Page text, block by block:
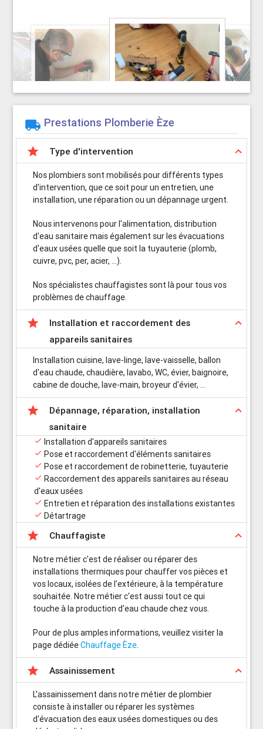
 Prestations Plomberie Èze
 keyboard_arrow_up
Type d'intervention
Nos plombiers sont mobilisés pour différents types
d'intervention, que ce soit pour un entretien, une
installation, une réparation ou un dépannage urgent.
Nous intervenons pour l'alimentation, distribution
d'eau sanitaire mais également sur les évacuations
d'eaux usées quelle que soit la tuyauterie (plomb,
cuivre, pvc, per, acier, ...).
Nos spécialistes chauffagistes sont là pour tous vos
problèmes de chauffage.
 keyboard_arrow_up
Installation et raccordement des
appareils sanitaires
Installation cuisine, lave-linge, lave-vaisselle, ballon
d'eau chaude, chaudière, lavabo, WC, évier, baignoire,
cabine de douche, lave-main, broyeur d'évier, ...
 keyboard_arrow_up
Dépannage, réparation, installation
sanitaire
 Installation d'appareils sanitaires
 Pose et raccordement d'éléments sanitaires
 Pose et raccordement de robinetterie, tuyauterie
 Raccordement des appareils sanitaires au réseau
d'eaux usées
 Entretien et réparation des installations existantes
 Détartrage
 keyboard_arrow_up
Chauffagiste
Notre métier c'est de réaliser ou réparer des
installations thermiques pour chauffer vos pièces et
vos locaux, isolées de l'extérieure, à la température
souhaitée. Notre métier c'est aussi tout ce qui
touche à la production d'eau chaude chez vous.
Pour de plus amples informations, veuillez visiter la
page dédiéeChauffage Èze.
 keyboard_arrow_up
Assainissement
L'assainissement dans notre métier de plombier
consiste à installer ou réparer les systèmes
d'évacuation des eaux usées domestiques ou des